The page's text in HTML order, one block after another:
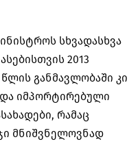
სხვადასხვა
2013
განმავლობაში კი
იმპორტირებული
რამაც
მნიშვნელოვნად